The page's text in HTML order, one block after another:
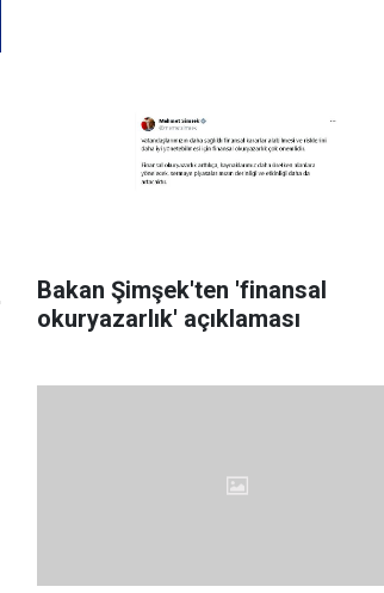
Bakan Şimşek'ten 'finansal
okuryazarlık' açıklaması